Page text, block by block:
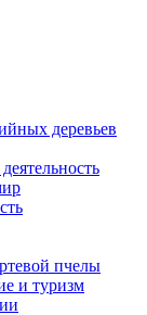
деревьев
пчелы
и туризм